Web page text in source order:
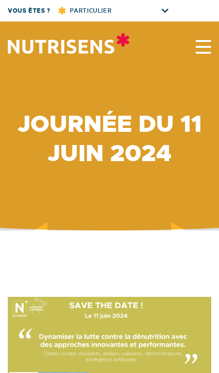
VOUS ÊTES ? PARTICULIER
JOURNÉE DU 11
JUIN 2024